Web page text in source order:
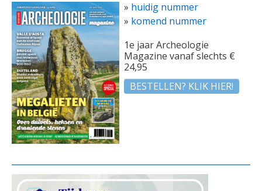
» huidig nummer
» komend nummer
1e jaar Archeologie
Magazine vanaf slechts €
24,95
BESTELLEN? KLIK HIER!